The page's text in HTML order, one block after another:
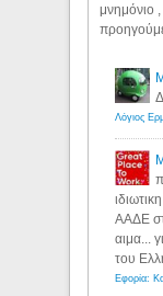
μνημόνιο ,
ΑΑΔΕ
αιμα...
του